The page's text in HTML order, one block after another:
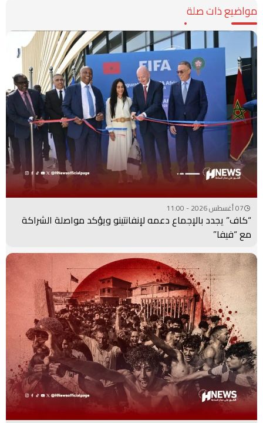
مواضيع ذات صلة
07 أغسطس 2026 - 11:00
“كاف” يجدد بالإجماع دعمه لإنفانتينو ويؤكد مواصلة الشراكة
مع “فيفا”